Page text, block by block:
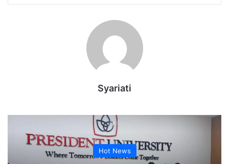
Syariati
Hot News